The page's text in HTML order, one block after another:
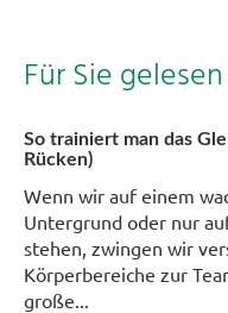
Für Sie gelesen
So trainiert man das
Rücken)
Wenn wir auf einem
Untergrund oder nur
stehen, zwingen wir
Körperbereiche zur
große...